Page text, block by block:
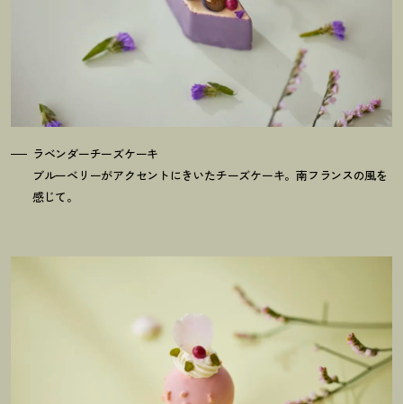
ラベンダーチーズケーキ
ブルーベリーがアクセントにきいたチーズケーキ。南フランスの風を
感じて。